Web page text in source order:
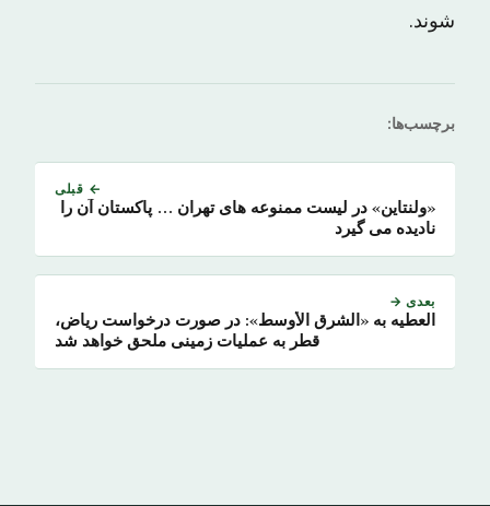
شوند.
برچسب‌ها:
← قبلی
«ولنتاین» در لیست ممنوعه های تهران … پاکستان آن را
نادیده می گیرد
بعدی →
العطیه به «الشرق الأوسط»: در صورت درخواست ریاض،
قطر به عملیات زمینی ملحق خواهد شد